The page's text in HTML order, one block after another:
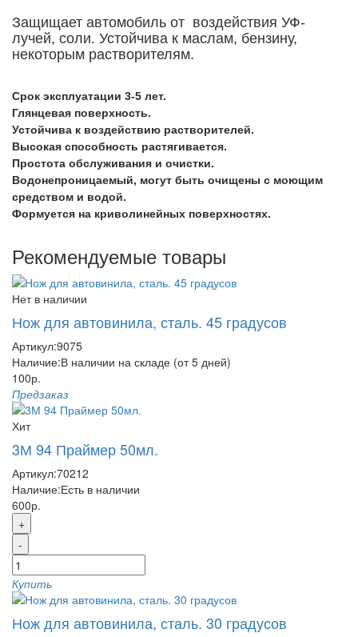
Защищает автомобиль от воздействия УФ-
лучей, соли. Устойчива к маслам, бензину,
некоторым растворителям.
Срок эксплуатации 3-5 лет.
Глянцевая поверхность.
Устойчива к воздействию растворителей.
Высокая способность растягивается.
Простота обслуживания и очистки.
Водонепроницаемый, могут быть очищены с моющим
средством и водой.
Формуется на криволинейных поверхностях.
Рекомендуемые товары
Нет в наличии
Нож для автовинила, сталь. 45 градусов
Артикул:9075
Наличие:В наличии на складе (от 5 дней)
100р.
Предзаказ
Хит
3М 94 Праймер 50мл.
Артикул:70212
Наличие:Есть в наличии
600р.
+
-
Купить
Нож для автовинила, сталь. 30 градусов